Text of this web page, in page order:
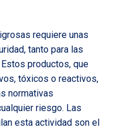
requiere unas
tanto para las
productos, que
tóxicos o reactivos,
normativas
riesgo. Las
esta actividad son el